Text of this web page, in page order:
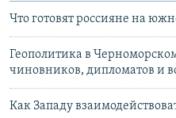
Что готовят россияне на
Геополитика в
чиновников, дипломатов и
Как Западу